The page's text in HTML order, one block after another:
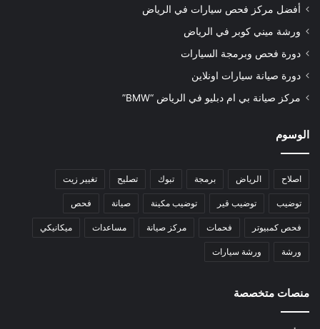
أفضل مركز فحص سيارات في الرياض
ورشة ميني كوبر في الرياض
دورة فحص وبرمجة السيارات
دورة صيانة سيارات اونلاين
مركز صيانة بي ام دبليو في الرياض “BMW”
الوسوم
اصلاح الرياض برمجة تبوك تصليح تغيير زيت
توضيب توضيب قير توضيب مكينة صيانة فحص
فحص كمبيوتر فحمات مركز صيانة مساعدات ميكانيكي
ورشة ورشة سيارات
منصات متخصصة